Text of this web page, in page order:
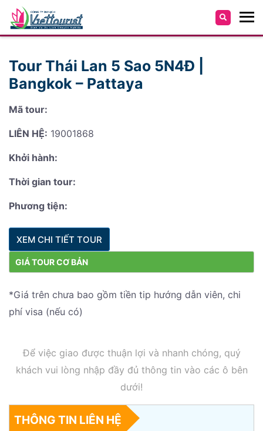
Tour Thái Lan 5 Sao 5N4Đ |
Bangkok – Pattaya
Mã tour:
LIÊN HỆ: 19001868
Khởi hành:
Thời gian tour:
Phương tiện:
XEM CHI TIẾT TOUR
GIÁ TOUR CƠ BẢN
*Giá trên chưa bao gồm tiền tip hướng dẫn viên, chi
phí visa (nếu có)
Để việc giao được thuận lợi và nhanh chóng, quý
khách vui lòng nhập đầy đủ thông tin vào các ô bên
dưới!
THÔNG TIN LIÊN HỆ